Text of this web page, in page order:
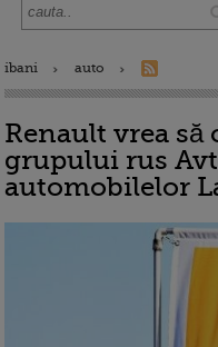
ibani auto
Renault vrea
grupului rus
automobilelor